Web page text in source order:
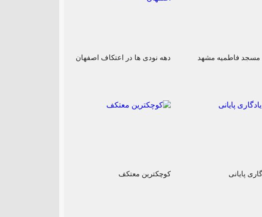
مسجد فاطمیه مشهد دهه نودی ها در اعتکاف اصفهان
پایانی کوچکترین معتکف